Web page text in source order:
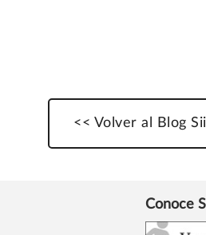
<< Volver al Blog
Conoce